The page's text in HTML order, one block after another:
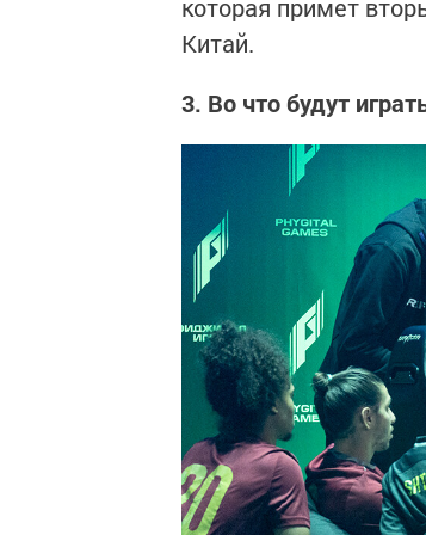
которая примет
Китай.
3. Во что будут